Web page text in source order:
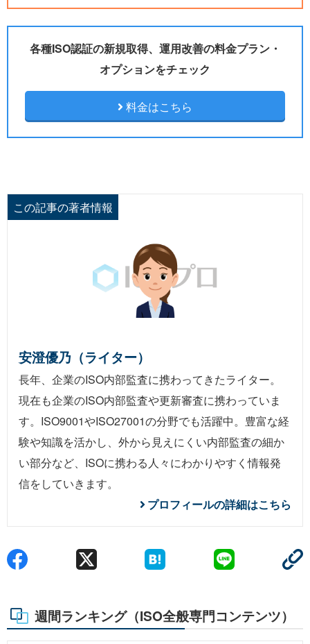
各種ISO認証の新規取得、運用改善の料金プラン・
オプションをチェック
料金はこちら
この記事の著者情報
安澄優乃（ライター）
長年、企業のISO内部監査に携わってきたライター。
現在も企業のISO内部監査や更新審査に携わっていま
す。ISO9001やISO27001の分野でも活躍中。豊富な経
験や知識を活かし、外から見えにくい内部監査の細か
い部分など、ISOに携わる人々にわかりやすく情報発
信をしていきます。
プロフィールの詳細はこちら
週間ランキング（ISO全般専門コンテンツ）